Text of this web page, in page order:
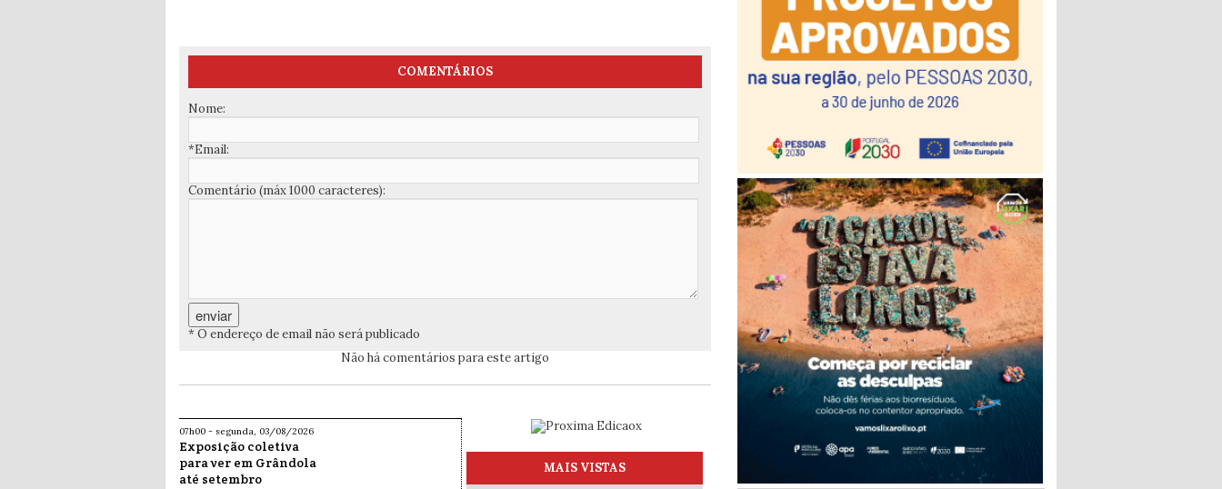
COMENTÁRIOS
Nome:
*Email:
Comentário (máx 1000 caracteres):
* O endereço de email não será publicado
Não há comentários para este artigo
07h00 - segunda, 03/08/2026
Exposição coletiva
para ver em Grândola
até setembro
MAIS VISTAS